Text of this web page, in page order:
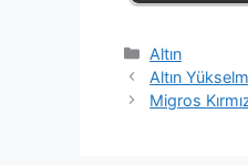
Kategoriler
Altın
Altın
Migros